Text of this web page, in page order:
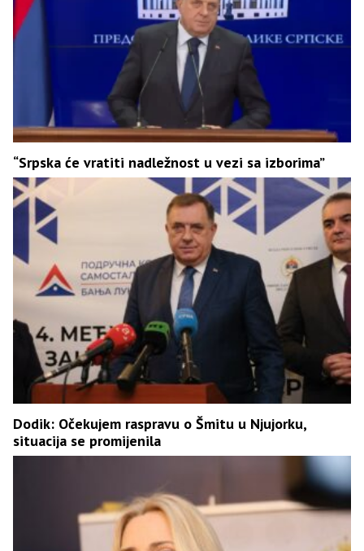
“Srpska će vratiti nadležnost u vezi sa izborima”
Dodik: Očekujem raspravu o Šmitu u Njujorku,
situacija se promijenila